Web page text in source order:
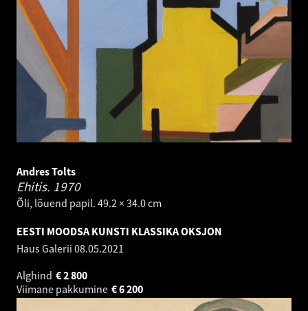
Andres Tolts
Ehitis. 1970
Õli, lõuend papil. 49.2 × 34.0 cm
EESTI MOODSA KUNSTI KLASSIKA OKSJON
Haus Galerii 08.05.2021
Alghind
2 800
€
Viimane pakkumine
6 200
€